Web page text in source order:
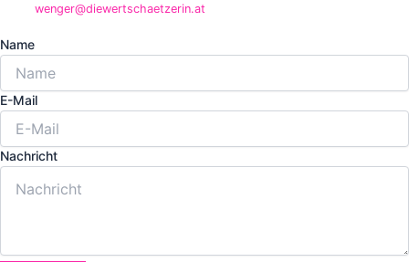
wenger@diewertschaetzerin.at
Name
E-Mail
Nachricht